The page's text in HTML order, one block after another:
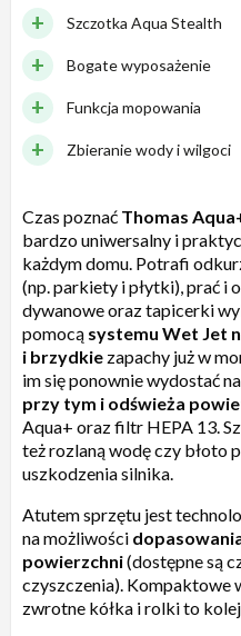
Szczotka Aqua Stealth
Bogate wyposażenie
Funkcja mopowania
Zbieranie wody i wilgoci
Czas poznać Thomas
bardzo uniwersalny i
każdym domu. Potrafi
(np. parkiety i płytki), prać i
dywanowe oraz tapicerki
pomocą systemu Wet Jet
i brzydkie zapachy już w
im się ponownie wydostać
przy tym i odświeża
Aqua+ oraz filtr HEPA 13.
też rozlaną wodę czy błoto
uszkodzenia silnika.
Atutem sprzętu jest
na możliwości
powierzchni(dostępne są
czyszczenia). Kompaktowe
zwrotne kółka i rolki to